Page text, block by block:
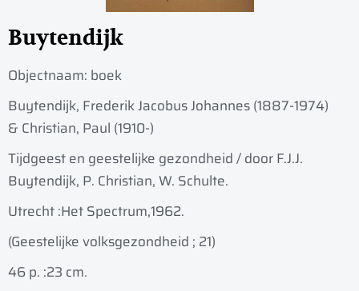
Buytendijk
Objectnaam: boek
Buytendijk, Frederik Jacobus Johannes (1887-1974)
& Christian, Paul (1910-)
Tijdgeest en geestelijke gezondheid / door F.J.J.
Buytendijk, P. Christian, W. Schulte.
Utrecht :Het Spectrum,1962.
(Geestelijke volksgezondheid ; 21)
46 p. :23 cm.